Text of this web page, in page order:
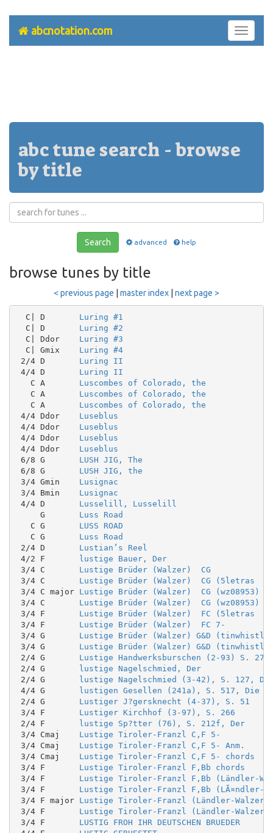
Toggle
abcnotation.com
abc tune search - browse
by title
Search advanced help
browse tunes by title
< previous page master index next page >
  C| D
Luring #1
  C| D
Luring #2
  C| Ddor
Luring #3
  C| Gmix
Luring #4
2/4 D Luring II
4/4 D Luring II
   C A
Luscombes of Colorado, the
   C A
Luscombes of Colorado, the
   C A
Luscombes of Colorado, the
4/4 Ddor Luseblus
4/4 Ddor Luseblus
4/4 Ddor Luseblus
4/4 Ddor Luseblus
6/8 G LUSH JIG, The
6/8 G LUSH JIG, the
3/4 Gmin Lusignac
3/4 Bmin Lusignac
4/4 D Lusselill, Lusselill
     G
Luss Road
   C G
LUSS ROAD
   C G
Luss Road
2/4 D Lustian’s Reel
4/2 F lustige Bauer, Der
3/4 C Lustige Brüder (Walzer)  CG
3/4 C Lustige Brüder (Walzer)  CG (5letras
3/4 C major Lustige Brüder (Walzer)  CG (wz08953)
3/4 C Lustige Brüder (Walzer)  CG (wz08953)
3/4 F Lustige Brüder (Walzer)  FC (5letras
3/4 F Lustige Brüder (Walzer)  FC 7-
3/4 G Lustige Brüder (Walzer) G&D
3/4 G Lustige Brüder (Walzer) G&D
2/4 G Lustige Handwerksburschen (2-93) S. 271
2/4 G lustige Nagelschmied, Der
2/4 G lustige Nagelschmied (3-42), S. 127,
4/4 G lustigen Gesellen (241a), S. 517, Die
2/4 G Lustiger J?gersknecht (4-37), S. 51
3/4 F Lustiger Kirchhof (3-97), S. 266
2/4 F lustige Sp?tter (76), S. 212f, Der
3/4 Cmaj Lustige Tiroler-Franzl C,F 5-
3/4 Cmaj Lustige Tiroler-Franzl C,F 5- Anm.
3/4 Cmaj Lustige Tiroler-Franzl C,F 5- chords
3/4 F Lustige Tiroler-Franzl F,Bb chords
3/4 F Lustige Tiroler-Franzl F,Bb (Ländler-
3/4 F Lustige Tiroler-Franzl F,Bb (LÃ¤ndler-
3/4 F major Lustige Tiroler-Franzl (Ländler-Walzer)
3/4 F Lustige Tiroler-Franzl (Ländler-Walzer)
3/4 F LUSTIG FROH IHR DEUTSCHEN BRUEDER